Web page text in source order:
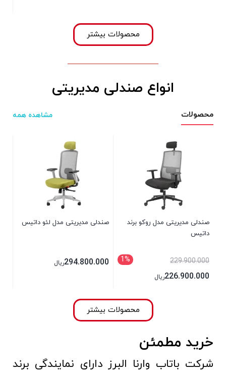
محصولات بیشتر
انواع صندلی مدیریتی
محصولات مشاهده همه
صندلی مدیریتی مدل روکو برند
داتیس
1% 229.900.000
226.900.000ریال
صندلی مدیریتی مدل لئو داتیس
294.800.000ریال
محصولات بیشتر
خرید مطمئن
شرکت باتاب وارنا البرز دارای نمایندگی برند